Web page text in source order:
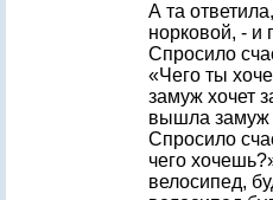
А та
норковой, - и
Спросило
«Чего ты
замуж хочет
вышла замуж
Спросило
чего
велосипед,